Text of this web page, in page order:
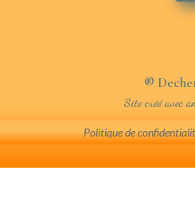
®
Politique de
Site créé avec